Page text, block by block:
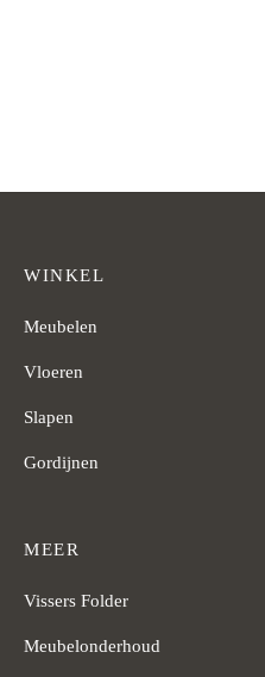
WINKEL
Meubelen
Vloeren
Slapen
Gordijnen
MEER
Vissers Folder
Meubelonderhoud